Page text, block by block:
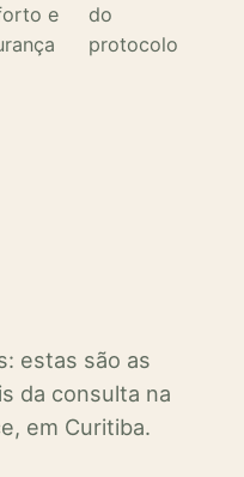
e
do
protocolo
estas são as
da consulta na
em Curitiba.